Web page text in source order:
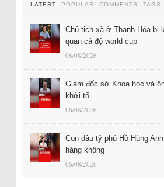
LATEST POPULAR COMMENTS TAGS
Chủ tịch xã ở Thanh Hóa bị
quan cá độ world cup
06/08/2026
Giám đốc sở Khoa học và
khởi tố
06/08/2026
Con dâu tỷ phú Hồ Hùng
hàng không
06/08/2026